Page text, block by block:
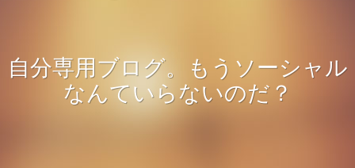
自分専用ブログ。もうソーシャル
なんていらないのだ？